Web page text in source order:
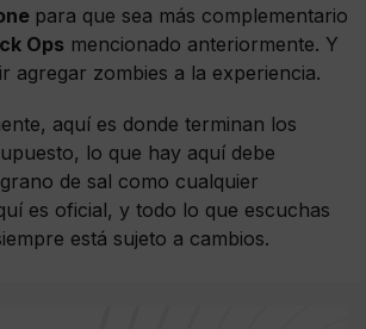
para que sea más complementario
Ops mencionado anteriormente. Y
agregar zombies a la experiencia.
aquí es donde terminan los
lo que hay aquí debe
de sal como cualquier
es oficial, y todo lo que escuchas
está sujeto a cambios.